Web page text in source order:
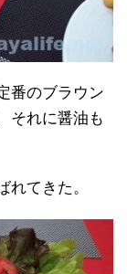
番のブラウン
それに醤油も
れてきた。